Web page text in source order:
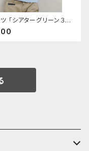
「シアターグリーン３劇
画」ライトブルー